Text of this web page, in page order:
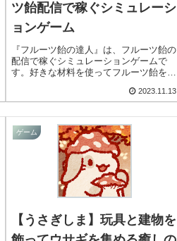
ツ飴配信で稼ぐシミュレーシ
ョンゲーム
『フルーツ飴の達人』は、フルーツ飴の
配信で稼ぐシミュレーションゲームで
す。好きな材料を使ってフルーツ飴を作
す。簡単な操作で遊べたり、チャットを
ますよ！
2023.11.13
ゲーム
【うさぎしま】玩具と建物を